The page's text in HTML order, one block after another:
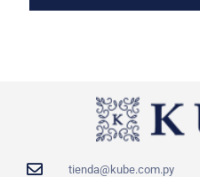
tienda@kube.com.py